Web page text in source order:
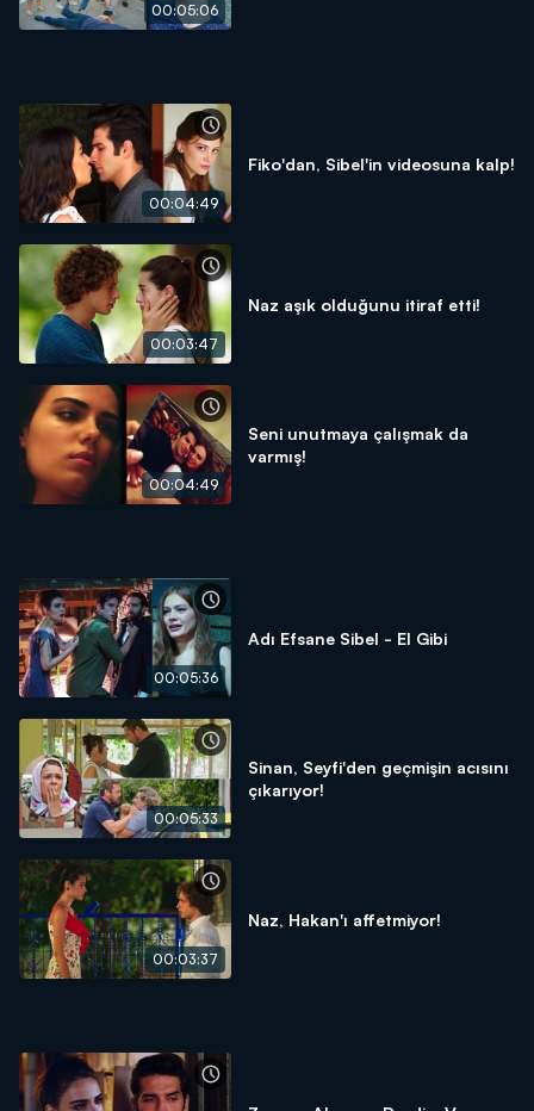
00:05:06
00:04:49
Fiko'dan, Sibel'in videosuna kalp!
00:03:47
Naz aşık olduğunu itiraf etti!
00:04:49
Seni unutmaya çalışmak da
varmış!
00:05:36
Adı Efsane Sibel - El Gibi
00:05:33
Sinan, Seyfi'den geçmişin acısını
çıkarıyor!
00:03:37
Naz, Hakan'ı affetmiyor!